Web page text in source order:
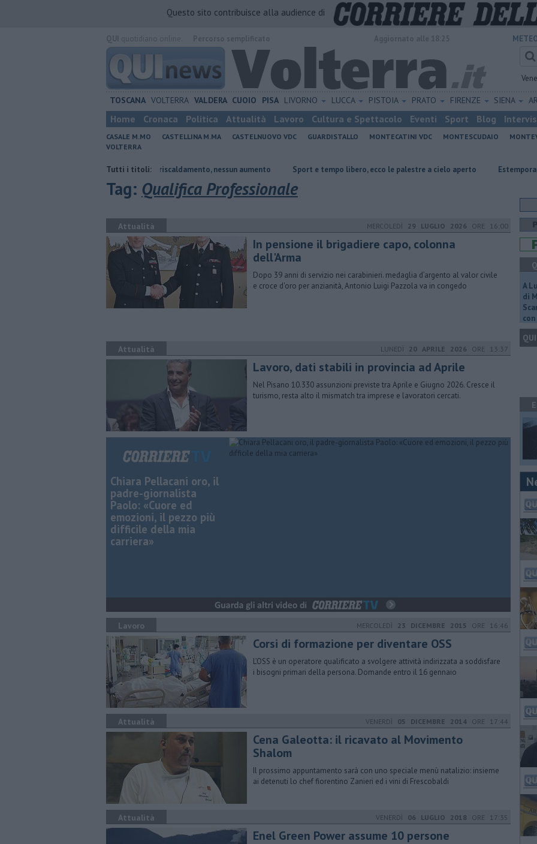
Questo sito contribuisce alla audience di
TOSCANA VOLTERRA VALDERA CUOIO PISA LIVORNO LUCCA PISTOIA PRATO FIRENZE SIENA
Home Cronaca Politica Attualità Lavoro Cultura e Spettacolo Eventi Sport Blog
CASALE M.MO CASTELLINA M.MA CASTELNUOVO VDC GUARDISTALLO MONTECATINI VDC MONTESCUDAIO
VOLTERRA
Tutti i titoli:
Tariffe del teleriscaldamento, nessun aumento Sport e tempo libero, ecco le palestre a cielo aperto Estemporanea di Pittura,
Tag: Qualifica Professionale
Attualità MERCOLEDÌ 29 LUGLIO 2026 ORE 16:00
In pensione il brigadiere capo, colonna
dell'Arma
Dopo 39 anni di servizio nei carabinieri. medaglia d’argento al valor civile
e croce d'oro per anzianità, Antonio Luigi Pazzola va in congedo
Attualità LUNEDÌ 20 APRILE 2026 ORE 13:37
Lavoro, dati stabili in provincia ad Aprile
Nel Pisano 10.330 assunzioni previste tra Aprile e Giugno 2026. Cresce il
turismo, resta alto il mismatch tra imprese e lavoratori cercati.
Chiara Pellacani oro, il
padre-giornalista
Paolo: «Cuore ed
emozioni, il pezzo più
difficile della mia
carriera»
Lavoro MERCOLEDÌ 23 DICEMBRE 2015 ORE 16:46
Corsi di formazione per diventare OSS
L’OSS è un operatore qualificato a svolgere attività indirizzata a soddisfare
i bisogni primari della persona. Domande entro il 16 gennaio
Attualità VENERDÌ 05 DICEMBRE 2014 ORE 17:44
Cena Galeotta: il ricavato al Movimento
Shalom
Il prossimo appuntamento sarà con uno speciale menù natalizio: insieme
ai detenuti lo chef fiorentino Zanieri ed i vini di Frescobaldi
Attualità VENERDÌ 06 LUGLIO 2018 ORE 17:35
Enel Green Power assume 10 persone
A
di
QUI